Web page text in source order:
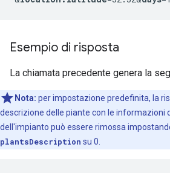
Esempio di risposta
La chiamata precedente genera la
Nota: per impostazione predefinita, la
descrizione delle piante con le informazioni
dell'impianto può essere rimossa
plantsDescription su 0.